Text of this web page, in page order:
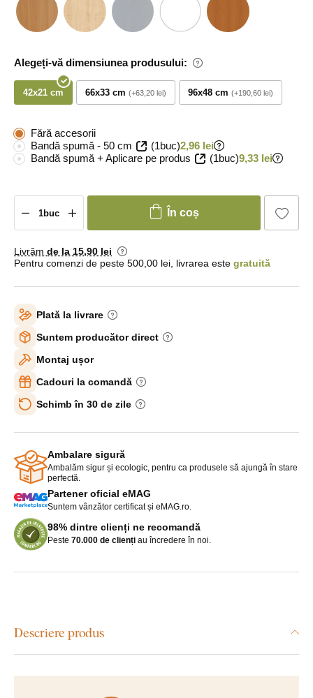
Alegeți-vă dimensiunea produsului:
42x21 cm 66x33 cm +63,20 lei 96x48 cm +190,60 lei
Fără accesorii
Bandă spumă - 50 cm
(1buc)2,96 lei
Bandă spumă + Aplicare pe produs
(1buc)9,33 lei
În coș
Livrăm de la 15,90 lei
Pentru comenzi de peste 500,00 lei, livrarea este gratuită
Plată la livrare
Suntem producător direct
Montaj ușor
Cadouri la comandă
Schimb în 30 de zile
Ambalare sigură
Ambalăm sigur și ecologic, pentru ca produsele să ajungă în stare
perfectă.
Partener oficial eMAG
Suntem vânzător certificat și eMAG.ro.
98% dintre clienți ne recomandă
Peste 70.000 de clienți au încredere în noi.
Descriere produs